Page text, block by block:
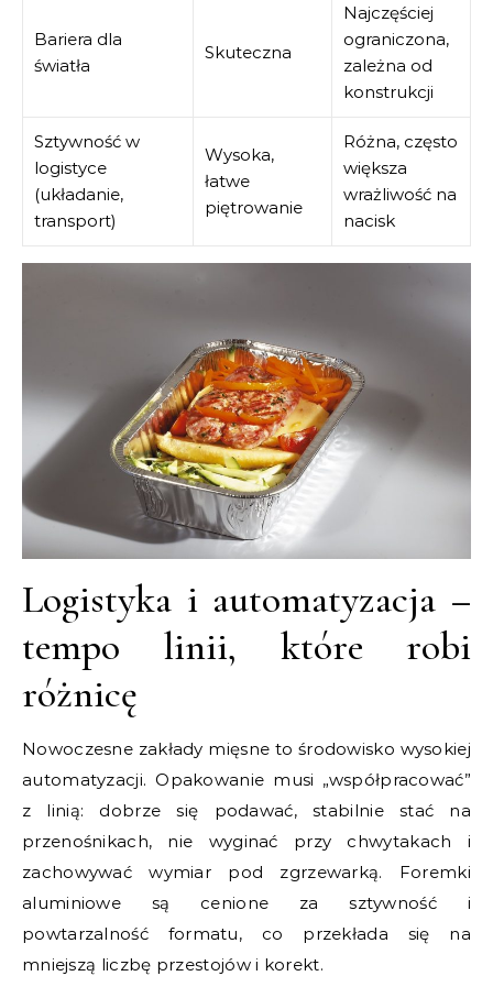
Bariera dla
światła
Skuteczna
Najczęściej
ograniczona,
zależna od
konstrukcji
Sztywność w
logistyce
(układanie,
transport)
Wysoka,
łatwe
piętrowanie
Różna, często
większa
wrażliwość na
nacisk
Logistyka i automatyzacja –
tempo linii, które robi
różnicę
Nowoczesne zakłady mięsne to środowisko wysokiej
automatyzacji. Opakowanie musi „współpracować”
z linią: dobrze się podawać, stabilnie stać na
przenośnikach, nie wyginać przy chwytakach i
zachowywać wymiar pod zgrzewarką. Foremki
aluminiowe są cenione za sztywność i
powtarzalność formatu, co przekłada się na
mniejszą liczbę przestojów i korekt.